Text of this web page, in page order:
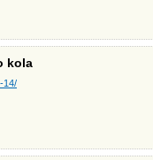
kola
14/